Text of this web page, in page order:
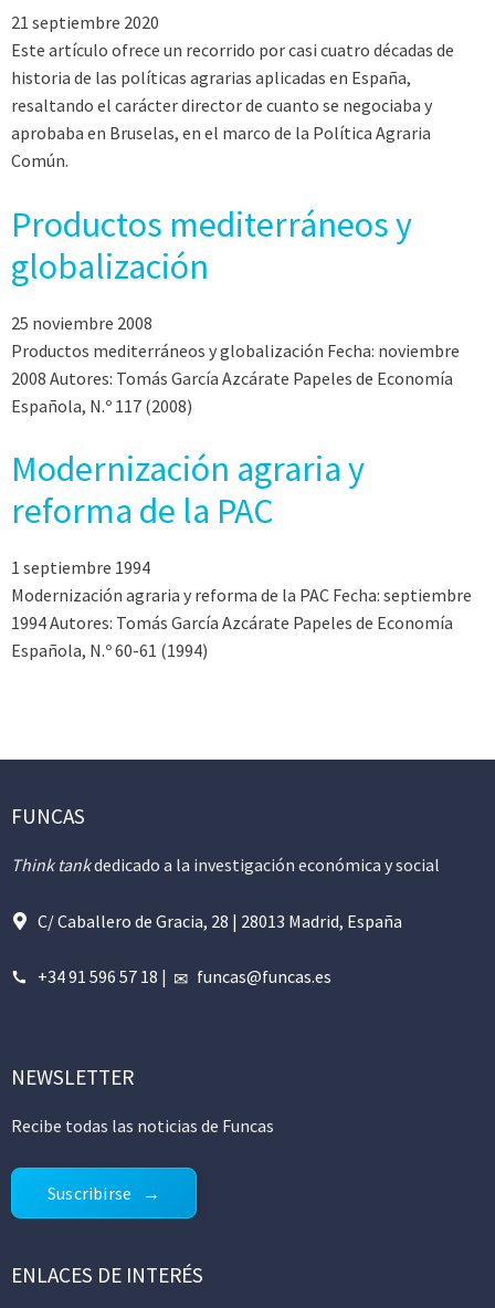
21 septiembre 2020
Este artículo ofrece un recorrido por casi cuatro décadas de
historia de las políticas agrarias aplicadas en España,
resaltando el carácter director de cuanto se negociaba y
aprobaba en Bruselas, en el marco de la Política Agraria
Común.
Productos mediterráneos y
globalización
25 noviembre 2008
Productos mediterráneos y globalización Fecha: noviembre
2008 Autores: Tomás García Azcárate Papeles de Economía
Española, N.º 117 (2008)
Modernización agraria y
reforma de la PAC
1 septiembre 1994
Modernización agraria y reforma de la PAC Fecha: septiembre
1994 Autores: Tomás García Azcárate Papeles de Economía
Española, N.º 60-61 (1994)
FUNCAS
Think tankdedicado a la investigación económica y social
C/ Caballero de Gracia, 28 | 28013 Madrid, España
+34 91 596 57 18 | funcas@funcas.es
NEWSLETTER
Recibe todas las noticias de Funcas
Suscribirse
ENLACES DE INTERÉS